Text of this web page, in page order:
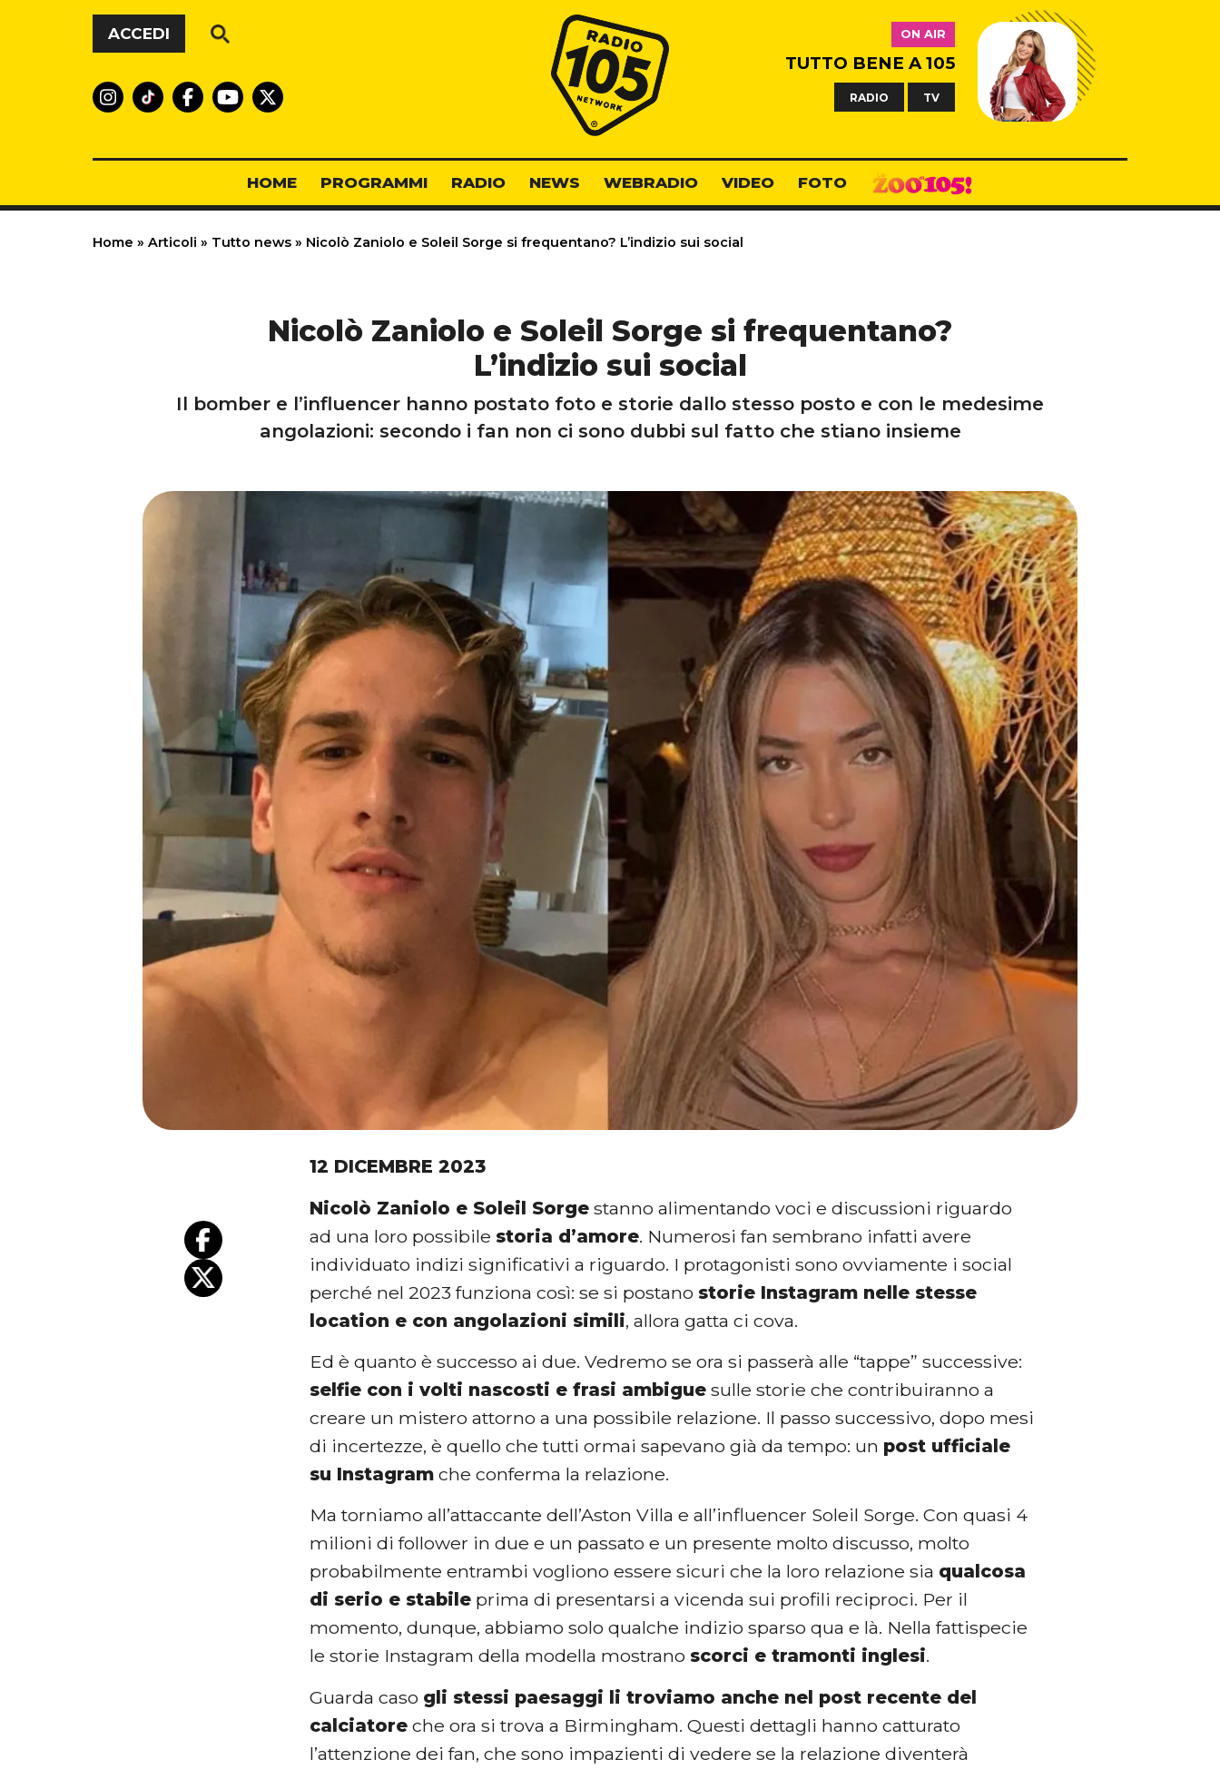
Vai al contenuto
ACCEDI
Radio 105
ON AIR
TUTTO BENE A 105
RADIO TV
HOME PROGRAMMI RADIO NEWS WEBRADIO VIDEO FOTO
Home » Articoli » Tutto news » Nicolò Zaniolo e Soleil Sorge si frequentano? L’indizio sui social
Nicolò Zaniolo e Soleil Sorge si frequentano?
L’indizio sui social
Il bomber e l’influencer hanno postato foto e storie dallo stesso posto e con le medesime
angolazioni: secondo i fan non ci sono dubbi sul fatto che stiano insieme
12 DICEMBRE 2023
Nicolò Zaniolo e Soleil Sorge stanno alimentando voci e discussioni riguardo
ad una loro possibile storia d’amore. Numerosi fan sembrano infatti avere
individuato indizi significativi a riguardo. I protagonisti sono ovviamente i social
perché nel 2023 funziona così: se si postano storie Instagram nelle stesse
location e con angolazioni simili, allora gatta ci cova.
Ed è quanto è successo ai due. Vedremo se ora si passerà alle “tappe” successive:
selfie con i volti nascosti e frasi ambigue sulle storie che contribuiranno a
creare un mistero attorno a una possibile relazione. Il passo successivo, dopo mesi
di incertezze, è quello che tutti ormai sapevano già da tempo: un post ufficiale
su Instagram che conferma la relazione.
Ma torniamo all’attaccante dell’Aston Villa e all’influencer Soleil Sorge. Con quasi 4
milioni di follower in due e un passato e un presente molto discusso, molto
probabilmente entrambi vogliono essere sicuri che la loro relazione sia qualcosa
di serio e stabile prima di presentarsi a vicenda sui profili reciproci. Per il
momento, dunque, abbiamo solo qualche indizio sparso qua e là. Nella fattispecie
le storie Instagram della modella mostrano scorci e tramonti inglesi.
Guarda caso gli stessi paesaggi li troviamo anche nel post recente del
calciatore che ora si trova a Birmingham. Questi dettagli hanno catturato
l’attenzione dei fan, che sono impazienti di vedere se la relazione diventerà